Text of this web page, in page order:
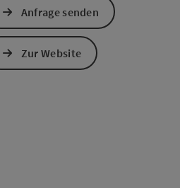
Anfrage senden
Zur Website